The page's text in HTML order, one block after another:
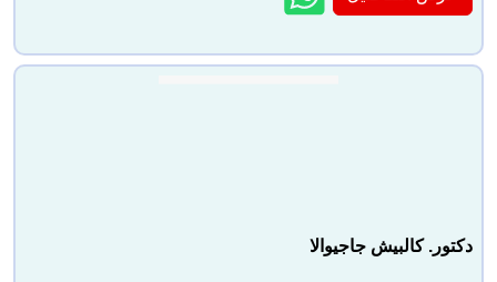
دكتور. كالبيش جاجيوالا